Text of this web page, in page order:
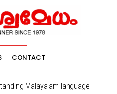
CONTACT
Malayalam-language